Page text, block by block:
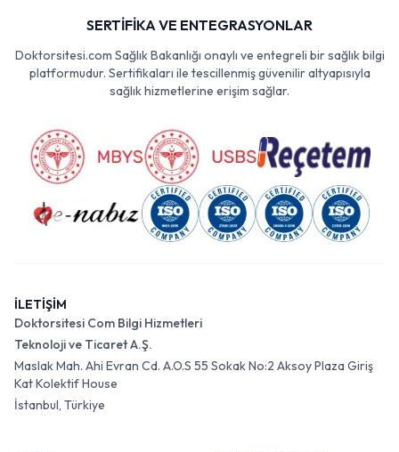
SERTİFİKA VE ENTEGRASYONLAR
Doktorsitesi.com Sağlık Bakanlığı onaylı ve entegreli bir sağlık bilgi
platformudur. Sertifikaları ile tescillenmiş güvenilir altyapısıyla
sağlık hizmetlerine erişim sağlar.
İLETİŞİM
Doktorsitesi Com Bilgi Hizmetleri
Teknoloji ve Ticaret A.Ş.
Maslak Mah. Ahi Evran Cd. A.O.S 55 Sokak No:2 Aksoy Plaza Giriş
Kat Kolektif House
İstanbul, Türkiye